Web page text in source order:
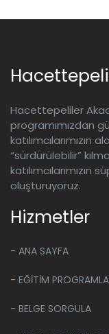
gün
Hacettepeliler
programımızdan
“sürdürülebilir”
katılımcılarımızın
oluşturuyoruz.
Hizmetler
- ANA SAYFA
- EĞİTİM
- BELGE SORGULA